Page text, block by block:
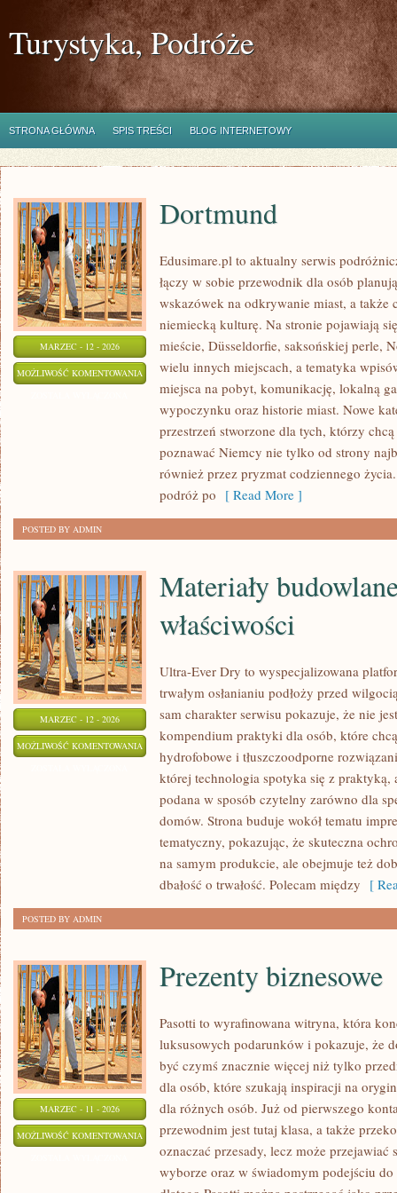
Turystyka, Podróże
STRONA GŁÓWNA SPIS TREŚCI BLOG INTERNETOWY
MARZEC - 12 - 2026
MOŻLIWOŚĆ KOMENTOWANIA DORTMUND
Dortmund
Edusimare.pl to aktualny serwis
łączy w sobie przewodnik dla osób
wskazówek na odkrywanie miast, a także
niemiecką kulturę. Na stronie pojawiają
mieście, Düsseldorfie, saksońskiej perle,
wielu innych miejscach, a tematyka
miejsca na pobyt, komunikację, lokalną
wypoczynku oraz historie miast. Nowe
przestrzeń stworzone dla tych, którzy
poznawać Niemcy nie tylko od strony
również przez pryzmat codziennego
podróż po [ Read More ]
POSTED BY ADMIN
MARZEC - 12 - 2026
MOŻLIWOŚĆ KOMENTOWANIA MATERIAŁY
BUDOWLANE
Materiały
właściwości
Ultra-Ever Dry to wyspecjalizowana
trwałym osłanianiu podłoży przed
sam charakter serwisu pokazuje, że nie
kompendium praktyki dla osób, które
hydrofobowe i tłuszczoodporne
której technologia spotyka się z praktyką,
podana w sposób czytelny zarówno dla
domów. Strona buduje wokół tematu
tematyczny, pokazując, że skuteczna
na samym produkcie, ale obejmuje też
dbałość o trwałość. Polecam między [
POSTED BY ADMIN
MARZEC - 11 - 2026
MOŻLIWOŚĆ KOMENTOWANIA PREZENTY
BIZNESOWE
Prezenty biznesowe
Pasotti to wyrafinowana witryna, która
luksusowych podarunków i pokazuje, że
być czymś znacznie więcej niż tylko
dla osób, które szukają inspiracji na
dla różnych osób. Już od pierwszego
przewodnim jest tutaj klasa, a także
oznaczać przesady, lecz może
wyborze oraz w świadomym podejściu do